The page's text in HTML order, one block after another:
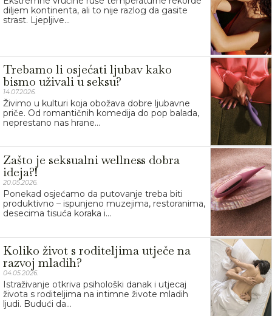
diljem kontinenta, ali to nije razlog da gasite
strast. Ljepljive...
Trebamo li osjećati ljubav kako
bismo uživali u seksu?
14.07.2026.
Živimo u kulturi koja obožava dobre ljubavne
priče. Od romantičnih komedija do pop balada,
neprestano nas hrane...
Zašto je seksualni wellness dobra
ideja?!
20.05.2026.
Ponekad osjećamo da putovanje treba biti
produktivno – ispunjeno muzejima, restoranima,
desecima tisuća koraka i...
Koliko život s roditeljima utječe na
razvoj mladih?
04.05.2026.
Istraživanje otkriva psihološki danak i utjecaj
života s roditeljima na intimne živote mladih
ljudi. Budući da...